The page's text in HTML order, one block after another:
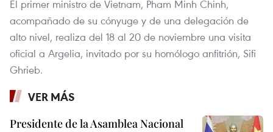
El primer ministro de Vietnam, Pham Minh Chinh,
acompañado de su cónyuge y de una delegación de
alto nivel, realiza del 18 al 20 de noviembre una visita
oficial a Argelia, invitado por su homólogo anfitrión, Sifi
Ghrieb.
VER MÁS
Presidente de la Asamblea Nacional